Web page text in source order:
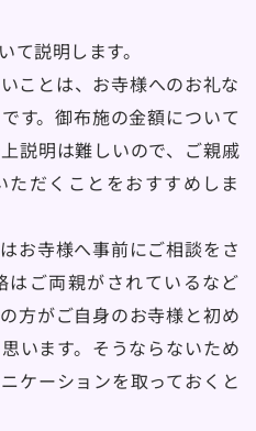
説明します。
ことは、お寺様へのお礼な
す。御布施の金額について
説明は難しいので、ご親戚
だくことをおすすめしま
お寺様へ事前にご相談をさ
はご両親がされているなど
方がご自身のお寺様と初め
います。そうならないため
ケーションを取っておくと